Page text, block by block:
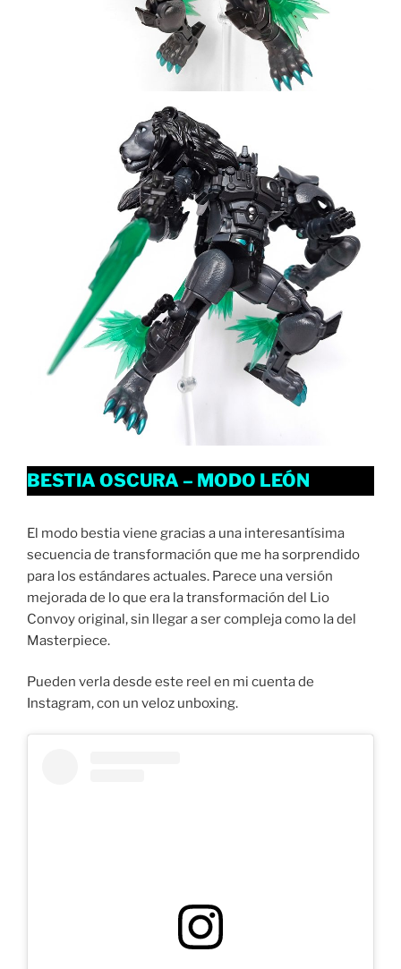
BESTIA OSCURA – MODO LEÓN
El modo bestia viene gracias a una interesantísima
secuencia de transformación que me ha sorprendido
para los estándares actuales. Parece una versión
mejorada de lo que era la transformación del Lio
Convoy original, sin llegar a ser compleja como la del
Masterpiece.
Pueden verla desde este reel en mi cuenta de
Instagram, con un veloz unboxing.